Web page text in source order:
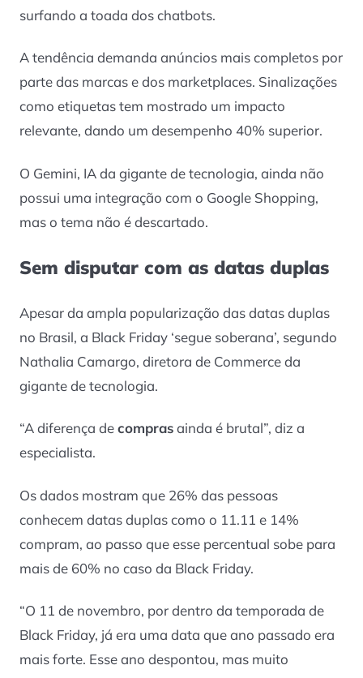
surfando a toada dos chatbots.
A tendência demanda anúncios mais completos por
parte das marcas e dos marketplaces. Sinalizações
como etiquetas tem mostrado um impacto
relevante, dando um desempenho 40% superior.
O Gemini, IA da gigante de tecnologia, ainda não
possui uma integração com o Google Shopping,
mas o tema não é descartado.
Sem disputar com as datas duplas
Apesar da ampla popularização das datas duplas
no Brasil, a Black Friday ‘segue soberana’, segundo
Nathalia Camargo, diretora de Commerce da
gigante de tecnologia.
“A diferença decomprasainda é brutal”, diz a
especialista.
Os dados mostram que 26% das pessoas
conhecem datas duplas como o 11.11 e 14%
compram, ao passo que esse percentual sobe para
mais de 60% no caso da Black Friday.
“O 11 de novembro, por dentro da temporada de
Black Friday, já era uma data que ano passado era
mais forte. Esse ano despontou, mas muito